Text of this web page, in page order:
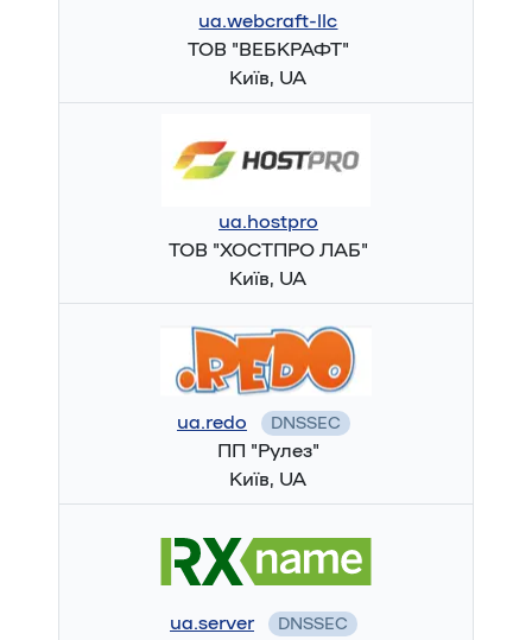
ua.webcraft-llc
ТОВ "ВЕБКРАФТ"
Київ, UA
ua.hostpro
ТОВ "ХОСТПРО ЛАБ"
Київ, UA
ua.redo DNSSEC
ПП "Рулез"
Київ, UA
ua.server DNSSEC